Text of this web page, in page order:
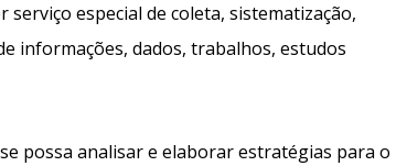
especial de coleta, sistematização,
informações, dados, trabalhos, estudos
possa analisar e elaborar estratégias para o